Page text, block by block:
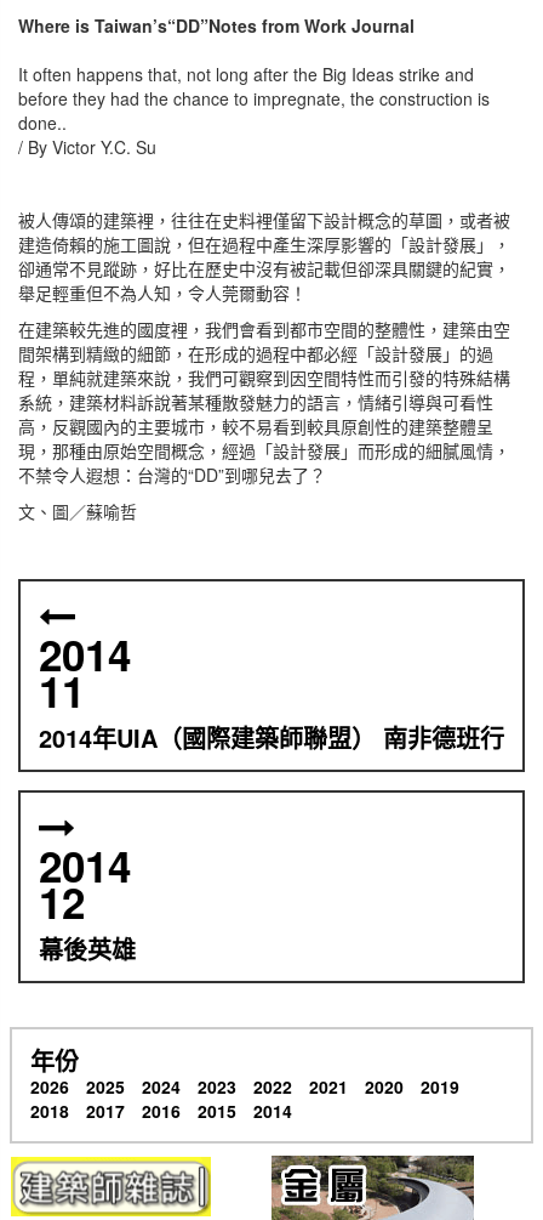
Where is Taiwan’s“DD”Notes from Work Journal
It often happens that, not long after the Big Ideas strike and
before they had the chance to impregnate, the construction is
done..
/ By Victor Y.C. Su
被人傳頌的建築裡，往往在史料裡僅留下設計概念的草圖，或者被
建造倚賴的施工圖說，但在過程中產生深厚影響的「設計發展」，
卻通常不見蹤跡，好比在歷史中沒有被記載但卻深具關鍵的紀實，
舉足輕重但不為人知，令人莞爾動容！
在建築較先進的國度裡，我們會看到都市空間的整體性，建築由空
間架構到精緻的細節，在形成的過程中都必經「設計發展」的過
程，單純就建築來說，我們可觀察到因空間特性而引發的特殊結構
系統，建築材料訴說著某種散發魅力的語言，情緒引導與可看性
高，反觀國內的主要城市，較不易看到較具原創性的建築整體呈
現，那種由原始空間概念，經過「設計發展」而形成的細膩風情，
不禁令人遐想：台灣的“DD”到哪兒去了？
文、圖／蘇喻哲
2014
11
2014年UIA（國際建築師聯盟） 南非德班行
2014
12
幕後英雄
年份
2026 2025 2024 2023 2022 2021 2020
2019
2018
2017 2016 2015 2014